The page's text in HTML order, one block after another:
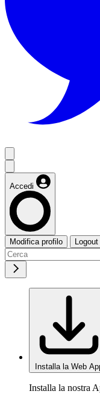
Accedi
Modifica profilo Logout
Installa la Web
Installa la nostra